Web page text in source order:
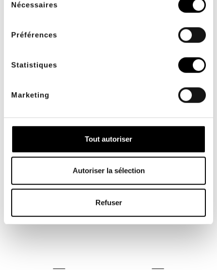
Nécessaires
Préférences
Statistiques
Marketing
Tout autoriser
Autoriser la sélection
Refuser
Ciseaux simples pour
Taping et Bandage DOKI
ronds, anses plastiques et